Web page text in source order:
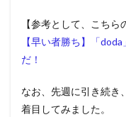
【参考として、こちら
【早い者勝ち】「
だ！
なお、先週に引き続き
着目してみました。